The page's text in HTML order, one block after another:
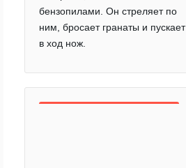
бензопилами. Он стреляет по
ним, бросает гранаты и пускает
в ход нож.